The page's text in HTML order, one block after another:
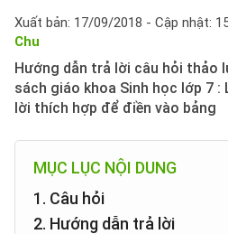
Xuất bản: 17/09/2018 - Cập nhật:
Chu
Hướng dẫn trả lời câu hỏi thảo
sách giáo khoa Sinh học lớp 7
lời thích hợp để điền vào bảng
MỤC LỤC NỘI DUNG
1. Câu hỏi
2. Hướng dẫn trả lời